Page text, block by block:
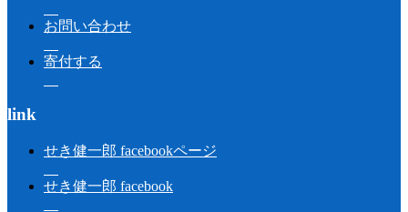
お問い合わせ
寄付する
link
せき健一郎 facebookページ
せき健一郎 facebook